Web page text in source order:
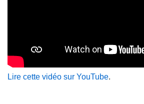
Lire cette vidéo sur YouTube.